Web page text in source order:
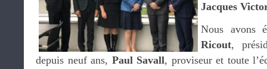
Jacques
Nous avons
Ricout,
depuis neuf ans, Paul Savall, proviseur et toute